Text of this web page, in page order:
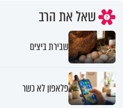
שאל את הרב
שבירת ביצים
פלאפון לא כשר